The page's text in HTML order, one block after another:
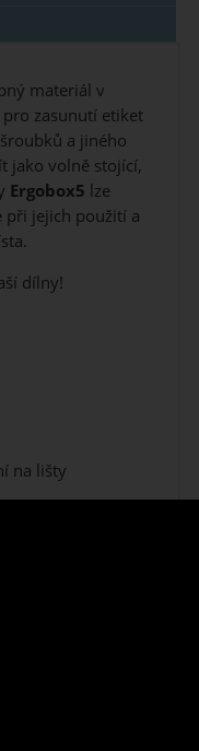
materiál v
zasunutí etiket
a jiného
jako volně stojící,
Ergobox5 lze
při jejich použití a
dílny!
na lišty